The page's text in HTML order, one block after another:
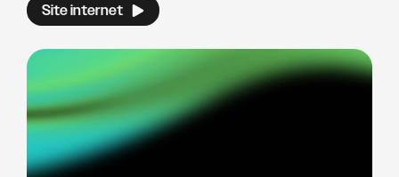
Site internet